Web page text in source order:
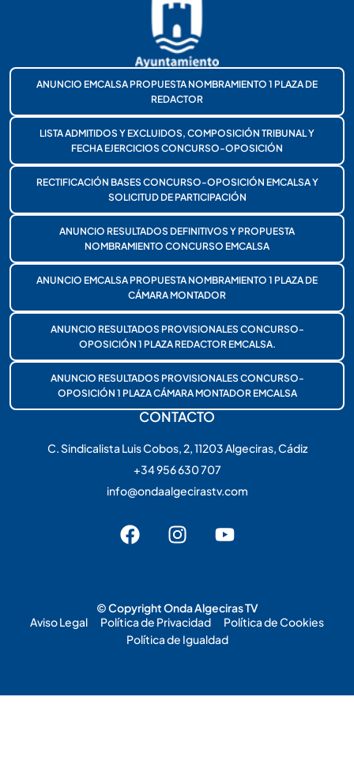
ANUNCIO EMCALSA PROPUESTA NOMBRAMIENTO 1 PLAZA DE
REDACTOR
LISTA ADMITIDOS Y EXCLUIDOS, COMPOSICIÓN TRIBUNAL Y
FECHA EJERCICIOS CONCURSO-OPOSICIÓN
RECTIFICACIÓN BASES CONCURSO-OPOSICIÓN EMCALSA Y
SOLICITUD DE PARTICIPACIÓN
ANUNCIO RESULTADOS DEFINITIVOS Y PROPUESTA
NOMBRAMIENTO CONCURSO EMCALSA
ANUNCIO EMCALSA PROPUESTA NOMBRAMIENTO 1 PLAZA DE
CÁMARA MONTADOR
ANUNCIO RESULTADOS PROVISIONALES CONCURSO-
OPOSICIÓN 1 PLAZA REDACTOR EMCALSA.
ANUNCIO RESULTADOS PROVISIONALES CONCURSO-
OPOSICIÓN 1 PLAZA CÁMARA MONTADOR EMCALSA
CONTACTO
C. Sindicalista Luis Cobos, 2, 11203 Algeciras, Cádiz
+34 956 630 707
info@ondaalgecirastv.com
© Copyright Onda Algeciras TV
Aviso Legal
Política de Privacidad
Política de Cookies
Política de Igualdad